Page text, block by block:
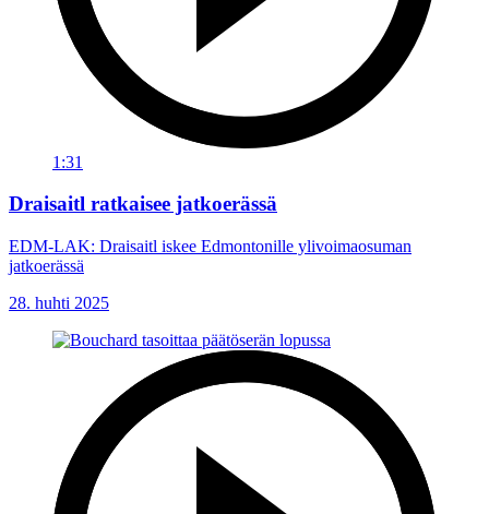
1:31
Draisaitl ratkaisee jatkoerässä
EDM-LAK: Draisaitl iskee Edmontonille ylivoimaosuman
jatkoerässä
28. huhti 2025